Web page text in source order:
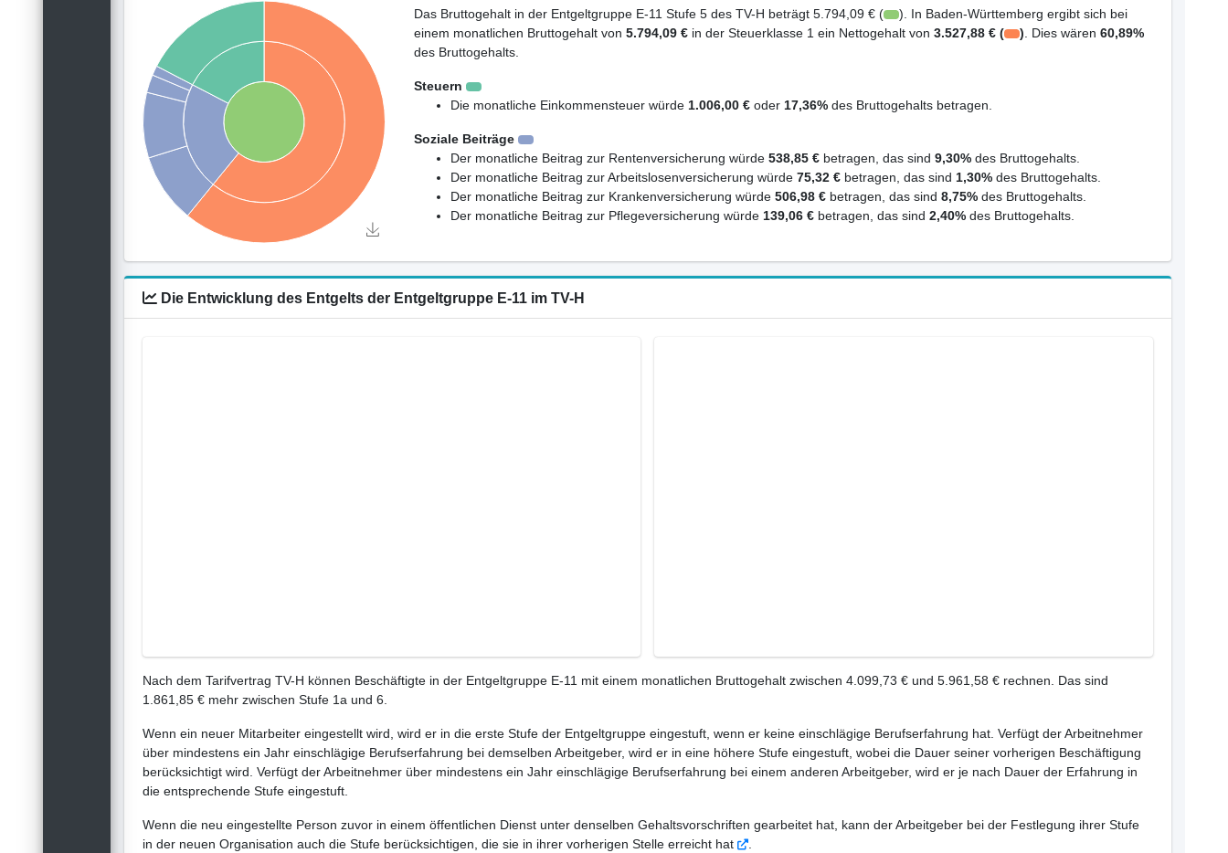
Das Bruttogehalt in der Entgeltgruppe E-11 Stufe 5 des TV-H beträgt 5.794,09 € (
). In Baden-Württemberg ergibt sich bei
einem monatlichen Bruttogehalt von 5.794,09 €in der Steuerklasse 1 ein Nettogehalt von 3.527,88 € ( ) . Dies wären60,89%
des Bruttogehalts.
Steuern
Die monatliche Einkommensteuer würde 1.006,00 €oder 17,36%des Bruttogehalts betragen.
Soziale Beiträge
Der monatliche Beitrag zur Rentenversicherung würde 538,85 €betragen, das sind 9,30%des Bruttogehalts.
Der monatliche Beitrag zur Arbeitslosenversicherung würde 75,32 €betragen, das sind 1,30%des Bruttogehalts.
Der monatliche Beitrag zur Krankenversicherung würde 506,98 €betragen, das sind 8,75%des Bruttogehalts.
Der monatliche Beitrag zur Pflegeversicherung würde 139,06 €betragen, das sind 2,40%des Bruttogehalts.
Die Entwicklung des Entgelts der Entgeltgruppe E-11 im TV-H
Nach dem Tarifvertrag TV-H können Beschäftigte in der Entgeltgruppe E-11 mit einem monatlichen Bruttogehalt zwischen 4.099,73 € und 5.961,58 € rechnen. Das sind
1.861,85 € mehr zwischen Stufe 1a und 6.
Wenn ein neuer Mitarbeiter eingestellt wird, wird er in die erste Stufe der Entgeltgruppe eingestuft, wenn er keine einschlägige Berufserfahrung hat. Verfügt der Arbeitnehmer
über mindestens ein Jahr einschlägige Berufserfahrung bei demselben Arbeitgeber, wird er in eine höhere Stufe eingestuft, wobei die Dauer seiner vorherigen Beschäftigung
berücksichtigt wird. Verfügt der Arbeitnehmer über mindestens ein Jahr einschlägige Berufserfahrung bei einem anderen Arbeitgeber, wird er je nach Dauer der Erfahrung in
die entsprechende Stufe eingestuft.
Wenn die neu eingestellte Person zuvor in einem öffentlichen Dienst unter denselben Gehaltsvorschriften gearbeitet hat, kann der Arbeitgeber bei der Festlegung ihrer Stufe
in der neuen Organisation auch die Stufe berücksichtigen, die sie in ihrer vorherigen Stelle erreicht hat